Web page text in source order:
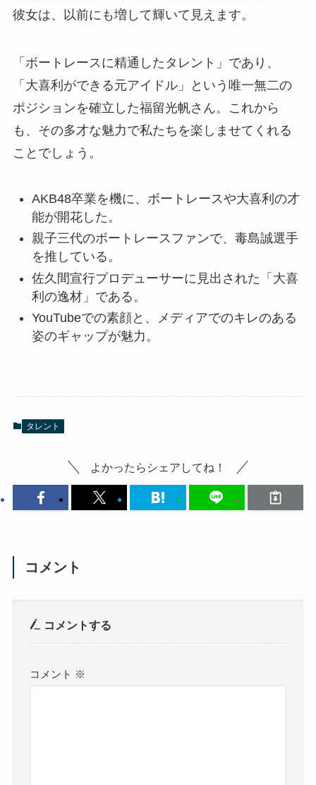
彼女は、以前にも増して輝いて見えます。
「ボートレースに精通したタレント」であり、
「大喜利ができる元アイドル」という唯一無二の
ポジションを確立した福留光帆さん。これから
も、その多才な魅力で私たちを楽しませてくれる
ことでしょう。
AKB48卒業を機に、ボートレースや大喜利の才
能が開花した。
親子三代のボートレースファンで、毒島誠選手
を推している。
佐久間宣行プロデューサーに見出された「大喜
利の逸材」である。
YouTubeでの素顔と、メディアでのキレのある
姿のギャップが魅力。
タレント
よかったらシェアしてね！
コメント
コメントする
コメント ※